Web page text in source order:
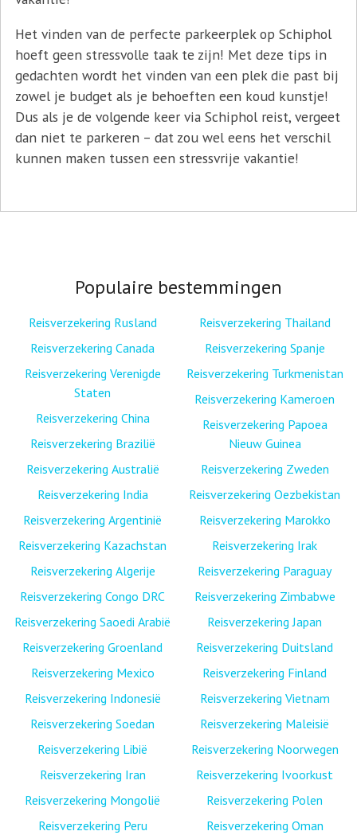
Het vinden van de perfecte parkeerplek op Schiphol
hoeft geen stressvolle taak te zijn! Met deze tips in
gedachten wordt het vinden van een plek die past bij
zowel je budget als je behoeften een koud kunstje!
Dus als je de volgende keer via Schiphol reist, vergeet
dan niet te parkeren – dat zou wel eens het verschil
kunnen maken tussen een stressvrije vakantie!
Populaire bestemmingen
Reisverzekering Rusland
Reisverzekering Canada
Reisverzekering Verenigde
Staten
Reisverzekering China
Reisverzekering Brazilië
Reisverzekering Australië
Reisverzekering India
Reisverzekering Argentinië
Reisverzekering Kazachstan
Reisverzekering Algerije
Reisverzekering Congo DRC
Reisverzekering Saoedi Arabië
Reisverzekering Groenland
Reisverzekering Mexico
Reisverzekering Indonesië
Reisverzekering Soedan
Reisverzekering Libië
Reisverzekering Iran
Reisverzekering Mongolië
Reisverzekering Peru
Reisverzekering Thailand
Reisverzekering Spanje
Reisverzekering Turkmenistan
Reisverzekering Kameroen
Reisverzekering Papoea
Nieuw Guinea
Reisverzekering Zweden
Reisverzekering Oezbekistan
Reisverzekering Marokko
Reisverzekering Irak
Reisverzekering Paraguay
Reisverzekering Zimbabwe
Reisverzekering Japan
Reisverzekering Duitsland
Reisverzekering Finland
Reisverzekering Vietnam
Reisverzekering Maleisië
Reisverzekering Noorwegen
Reisverzekering Ivoorkust
Reisverzekering Polen
Reisverzekering Oman